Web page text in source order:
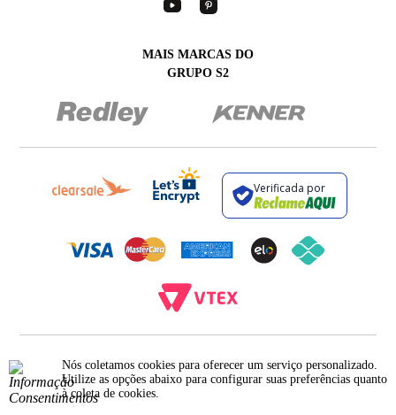
Nós coletamos cookies para oferecer um serviço personalizado.
Utilize as opções abaixo para configurar suas preferências quanto
à coleta de cookies.
MAIS MARCAS DO
GRUPO S2
Verificada por
12.093.445/0002-23
RUA JUMECY RODRIGUES GOMES, 331 - ANEXO 2 - CENTRO - PIRAÍ - RIO DE
JANEIRO. CEP.: 27.175-000